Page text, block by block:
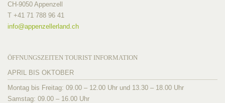
CH-9050 Appenzell
T +41 71 788 96 41
info@appenzellerland.ch
ÖFFNUNGSZEITEN TOURIST INFORMATION
APRIL BIS OKTOBER
Montag bis Freitag: 09.00 – 12.00 Uhr und 13.30 – 18.00 Uhr
Samstag: 09.00 – 16.00 Uhr